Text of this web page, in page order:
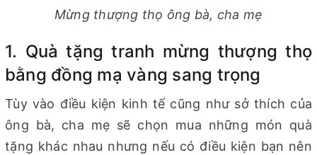
Mừng thượng thọ ông bà, cha mẹ
1. Quà tặng tranh mừng thượng thọ
bằng đồng mạ vàng sang trọng
Tùy vào điều kiện kinh tế cũng như sở thích của
ông bà, cha mẹ sẽ chọn mua những món quà
tặng khác nhau nhưng nếu có điều kiện bạn nên